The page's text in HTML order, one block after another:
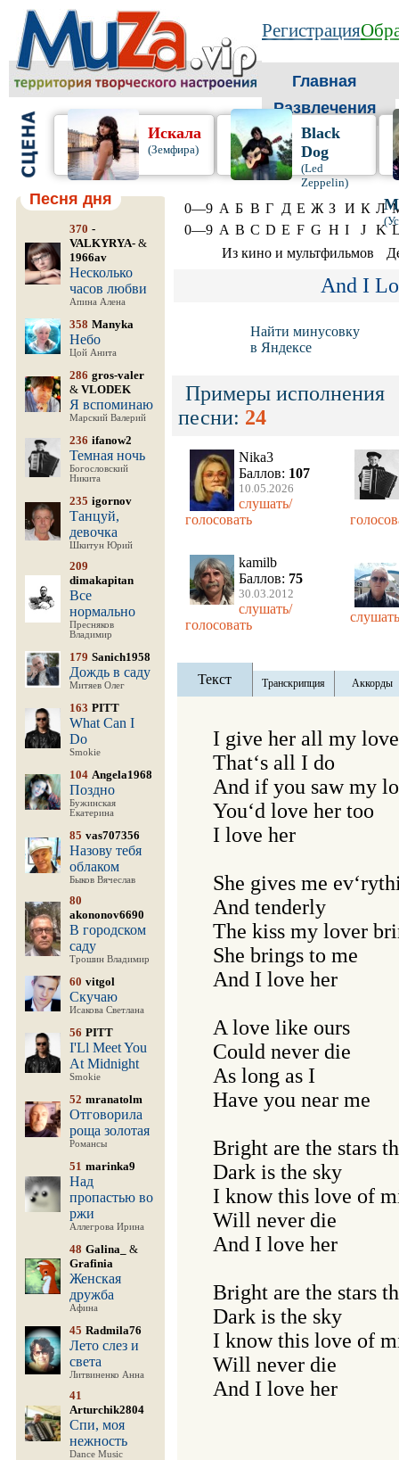
Регистрация
Главная
Развлечения
Искала
(Земфира)
Black
Dog
(Led
Zeppelin)
Песня дня
370 -
VALKYRYA- &
1966av
Несколько
часов любви
Апина Алена
358 Manyka
Небо
Цой Анита
286 gros-valer
& VLODEK
Я вспоминаю
Марский Валерий
236 ifanow2
Темная ночь
Богословский
Никита
235 igornov
Танцуй,
девочка
Шкитун Юрий
209
dimakapitan
Все
нормально
Пресняков
Владимир
179 Sanich1958
Дождь в саду
Митяев Олег
163 PITT
What Can I
Do
Smokie
104 Angela1968
Поздно
Бужинская
Екатерина
85 vas707356
Назову тебя
облаком
Быков Вячеслав
80
akononov6690
В городском
саду
Трошин Владимир
60 vitgol
Скучаю
Исакова Светлана
56 PITT
I'Ll Meet You
At Midnight
Smokie
52 mranatolm
Отговорила
роща золотая
Романсы
51 marinka9
Над
пропастью во
ржи
Аллегрова Ирина
48 Galina_
&
Grafinia
Женская
дружба
Афина
45 Radmila76
Лето слез и
света
Литвиненко Анна
41
Arturchik2804
Спи, моя
нежность
Dance Music
0—9 А Б В Г Д Е Ж З И К Л
0—9 A B C D E F G H I J K
Из кино и мультфильмов
And I
Найти минусовку
в Яндексе
Примеры исполнения
песни: 24
Nika3
Баллов: 107
10.05.2026
слушать/
голосовать
kamilb
Баллов: 75
30.03.2012
слушать/
голосовать
Текст Транскрипция Аккорды
I give her all my love
That‘s all I do
And if you saw my
You‘d love her too
I love her
She gives me
And tenderly
The kiss my lover
She brings to me
And I love her
A love like ours
Could never die
As long as I
Have you near me
Bright are the stars
Dark is the sky
I know this love of
Will never die
And I love her
Bright are the stars
Dark is the sky
I know this love of
Will never die
And I love her